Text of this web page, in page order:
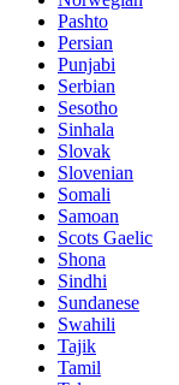
Pashto
Persian
Punjabi
Serbian
Sesotho
Sinhala
Slovak
Slovenian
Somali
Samoan
Scots Gaelic
Shona
Sindhi
Sundanese
Swahili
Tajik
Tamil